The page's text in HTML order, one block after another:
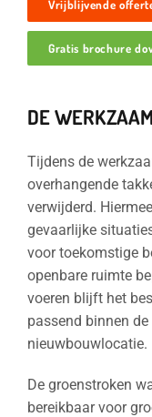
Vrijblijvende
Gratis brochure
DE
Tijdens de
overhangende
verwijderd.
gevaarlijke
voor toekomstige
openbare ruimte
voeren blijft het
passend binnen
nieuwbouwlocatie.
De groenstroken
bereikbaar voor